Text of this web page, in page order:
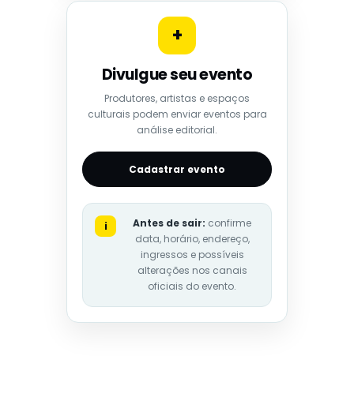
+
Divulgue seu evento
Produtores, artistas e espaços
culturais podem enviar eventos para
análise editorial.
Cadastrar evento
i Antes de sair: confirme
data, horário, endereço,
ingressos e possíveis
alterações nos canais
oficiais do evento.